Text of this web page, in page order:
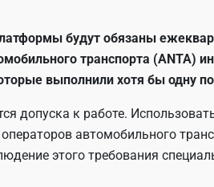
будут обязаны
транспорта (ANTA)
выполнили хотя бы одну
допуска к работе.
автомобильного
этого требования